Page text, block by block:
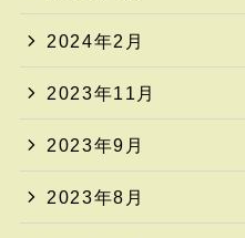
2024年2月
2023年11月
2023年9月
2023年8月